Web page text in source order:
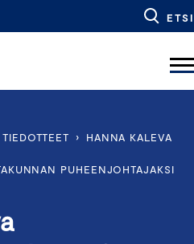
ETSI
TIEDOTTEET ›
HANNA KALEVA
PUHEENJOHTAJAKSI